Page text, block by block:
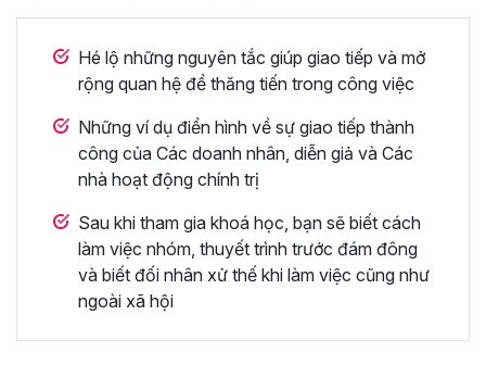
Hé lộ những nguyên tắc giúp giao tiếp và mở
rộng quan hệ để thăng tiến trong công việc
Những ví dụ điển hình về sự giao tiếp thành
công của Các doanh nhân, diễn giả và Các
nhà hoạt động chính trị
Sau khi tham gia khoá học, bạn sẽ biết cách
làm việc nhóm, thuyết trình trước đám đông
và biết đối nhân xử thế khi làm việc cũng như
ngoài xã hội